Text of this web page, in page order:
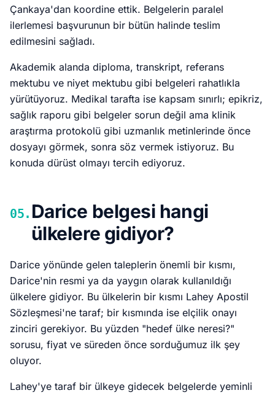
Çankaya'dan koordine ettik. Belgelerin paralel
ilerlemesi başvurunun bir bütün halinde teslim
edilmesini sağladı.
Akademik alanda diploma, transkript, referans
mektubu ve niyet mektubu gibi belgeleri rahatlıkla
yürütüyoruz. Medikal tarafta ise kapsam sınırlı; epikriz,
sağlık raporu gibi belgeler sorun değil ama klinik
araştırma protokolü gibi uzmanlık metinlerinde önce
dosyayı görmek, sonra söz vermek istiyoruz. Bu
konuda dürüst olmayı tercih ediyoruz.
05. Darice belgesi hangi
ülkelere gidiyor?
Darice yönünde gelen taleplerin önemli bir kısmı,
Darice'nin resmi ya da yaygın olarak kullanıldığı
ülkelere gidiyor. Bu ülkelerin bir kısmı Lahey Apostil
Sözleşmesi'ne taraf; bir kısmında ise elçilik onayı
zinciri gerekiyor. Bu yüzden "hedef ülke neresi?"
sorusu, fiyat ve süreden önce sorduğumuz ilk şey
oluyor.
Lahey'ye taraf bir ülkeye gidecek belgelerde yeminli